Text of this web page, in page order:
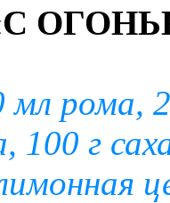
мл рома,
100 г